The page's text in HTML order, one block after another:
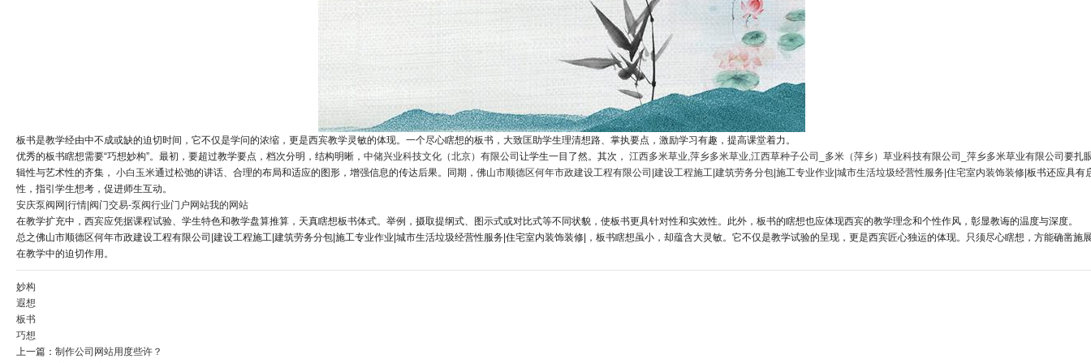
板书是教学经由中不成或缺的迫切时间，它不仅是学问的浓缩，更是西宾教学灵敏的体现。一个尽心瞎想的板书，大致匡助学生理清想路、掌执要点，激励学习有趣，提高课堂着力。
优秀的板书瞎想需要“巧想妙构”。最初，要超过教学要点，档次分明，结构明晰， 中储兴业科技文化（北京）有限公司 让学生一目了然。其次， 江西多米草业,萍乡多米草业,江西草种子公司_多米（萍乡）草业科技有限公司_萍乡多米草业有限公司 要扎
辑性与艺术性的齐集， 小白玉米通过松弛的讲话、合理的布局和适应的图形，增强信息的传达后果。同期， 佛山市顺德区何年市政建设工程有限公司|建设工程施工|建筑劳务分包|施工专业作业|城市生活垃圾经营性服务|住宅室内装饰装修| 板书还应具有
性，指引学生想考，促进师生互动。
安庆泵阀网|行情|阀门交易-泵阀行业门户网站我的网站
在教学扩充中，西宾应凭据课程试验、学生特色和教学盘算推算，天真瞎想板书体式。举例，摄取提纲式、图示式或对比式等不同状貌，使板书更具针对性和实效性。此外，板书的瞎想也应体现西宾的教学理念和个性作风，彰显教诲的温度与深度。
总之佛山市顺德区何年市政建设工程有限公司|建设工程施工|建筑劳务分包|施工专业作业|城市生活垃圾经营性服务|住宅室内装饰装修|，板书瞎想虽小，却蕴含大灵敏。它不仅是教学试验的呈现，更是西宾匠心独运的体现。只须尽心瞎想，方能确凿施
在教学中的迫切作用。
妙构
遐想
板书
巧想
上一篇： 制作公司网站用度些许？